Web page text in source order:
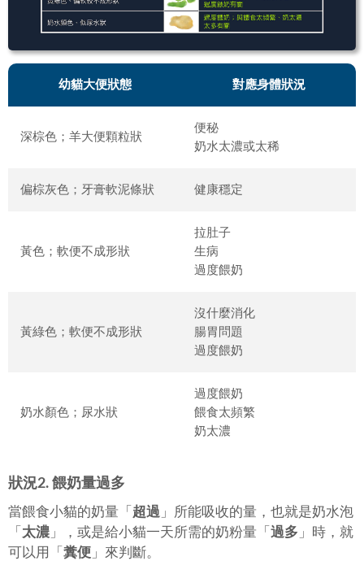
幼貓大便狀態 對應身體狀況
深棕色；羊大便顆粒狀
便秘
奶水太濃或太稀
偏棕灰色；牙膏軟泥條狀 健康穩定
黃色；軟便不成形狀
拉肚子
生病
過度餵奶
黃綠色；軟便不成形狀
沒什麼消化
腸胃問題
過度餵奶
奶水顏色；尿水狀
過度餵奶
餵食太頻繁
奶太濃
狀況2. 餵奶量過多
當餵食小貓的奶量「 超過 」所能吸收的量，也就是奶水泡
「 太濃 」，或是給小貓一天所需的奶粉量「 過多 」時，就
可以用「 糞便 」來判斷。